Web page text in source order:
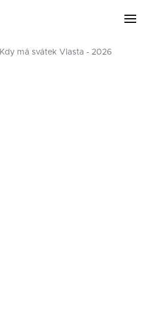
Kdy má svátek Vlasta - 2026